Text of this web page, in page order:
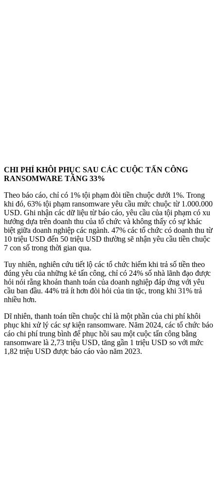
CHI PHÍ KHÔI PHỤC SAU CÁC CUỘC TẤN CÔNG
RANSOMWARE TĂNG 33%
Theo báo cáo, chỉ có 1% tội phạm đòi tiền chuộc dưới 1%. Trong
khi đó, 63% tội phạm ransomware yêu cầu mức chuộc từ 1.000.000
USD. Ghi nhận các dữ liệu từ báo cáo, yêu cầu của tội phạm có xu
hướng dựa trên doanh thu của tổ chức và không thấy có sự khác
biệt giữa doanh nghiệp các ngành. 47% các tổ chức có doanh thu từ
10 triệu USD đến 50 triệu USD thường sẽ nhận yêu cầu tiền chuộc
7 con số trong thời gian qua.
Tuy nhiên, nghiên cứu tiết lộ các tổ chức hiếm khi trả số tiền theo
đúng yêu của những kẻ tấn công, chỉ có 24% số nhà lãnh đạo được
hỏi nói rằng khoản thanh toán của doanh nghiệp đáp ứng với yêu
cầu ban đầu. 44% trả ít hơn đòi hỏi của tin tặc, trong khi 31% trả
nhiều hơn.
Dĩ nhiên, thanh toán tiền chuộc chỉ là một phần của chi phí khôi
phục khi xử lý các sự kiện ransomware. Năm 2024, các tổ chức báo
cáo chi phí trung bình để phục hồi sau một cuộc tấn công bằng
ransomware là 2,73 triệu USD, tăng gần 1 triệu USD so với mức
1,82 triệu USD được báo cáo vào năm 2023.